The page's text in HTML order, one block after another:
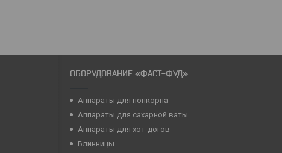
ОБОРУДОВАНИЕ «ФАСТ-ФУД»
Аппараты для попкорна
Аппараты для сахарной ваты
Аппараты для хот-догов
Блинницы